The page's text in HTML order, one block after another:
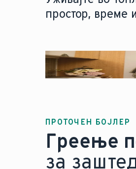
простор, време
ПРОТОЧЕН БОЈЛЕР
Греење
за